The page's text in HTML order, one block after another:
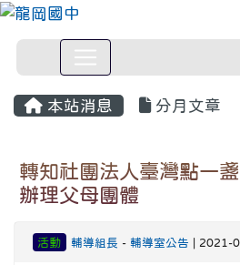
本站消息 分月文章
轉知社團法人臺灣點一
辦理父母團體
活動 輔導組長 - 輔導室公告 | 2021-